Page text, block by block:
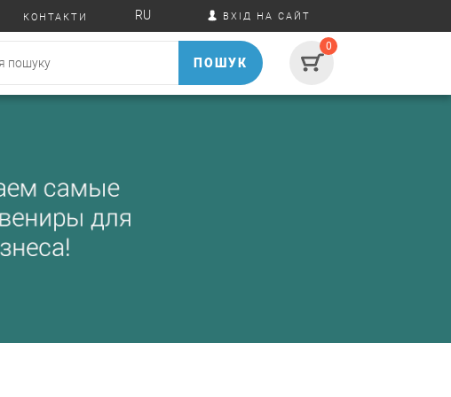
КОНТАКТИ RU ВХІД НА САЙТ
ПОШУК
0